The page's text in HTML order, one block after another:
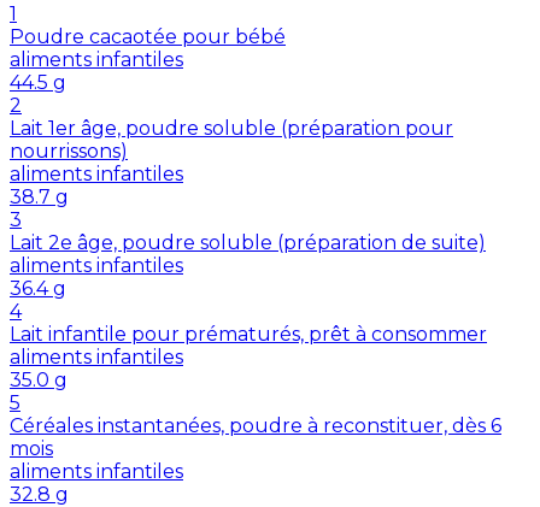
1
Poudre cacaotée pour bébé
aliments infantiles
44.5 g
2
Lait 1er âge, poudre soluble (préparation pour
nourrissons)
aliments infantiles
38.7 g
3
Lait 2e âge, poudre soluble (préparation de suite)
aliments infantiles
36.4 g
4
Lait infantile pour prématurés, prêt à consommer
aliments infantiles
35.0 g
5
Céréales instantanées, poudre à reconstituer, dès 6
mois
aliments infantiles
32.8 g